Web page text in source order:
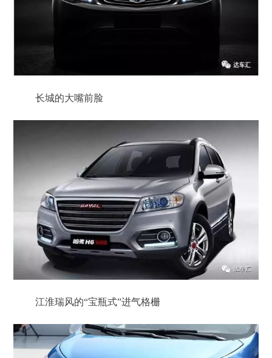
长城的大嘴前脸
江淮瑞风的“宝瓶式”进气格栅